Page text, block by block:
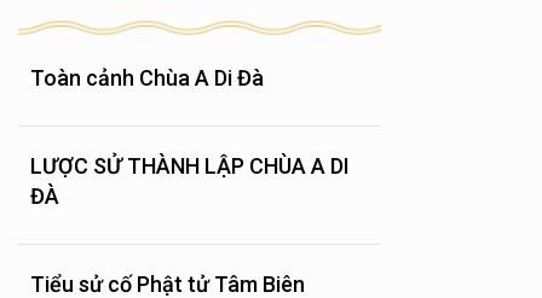
Toàn cảnh Chùa A Di Đà
LƯỢC SỬ THÀNH LẬP CHÙA A DI
ĐÀ
Tiểu sử cố Phật tử Tâm Biên